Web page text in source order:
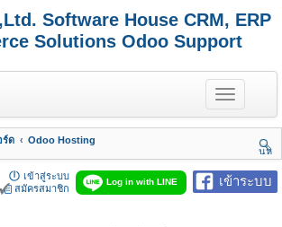
Software House CRM, ERP
Solutions Odoo Support
T
o
g
e
n
a
ร์ด
Odoo Hosting
นห
า
เข้าระบบ
Log in with LINE
เข้าสู่ระบบ
สมัครสมาชิก